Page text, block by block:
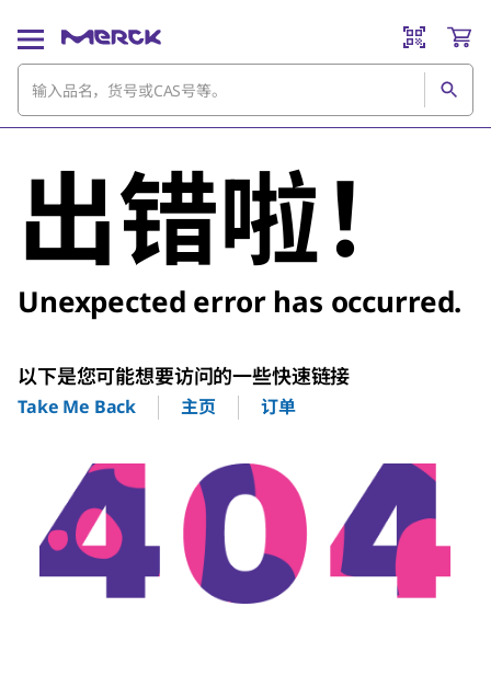
出错啦！
Unexpected error has occurred.
以下是您可能想要访问的一些快速链接
Take Me Back 主页 订单